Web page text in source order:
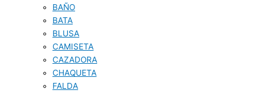
BAÑO
BATA
BLUSA
CAMISETA
CAZADORA
CHAQUETA
FALDA